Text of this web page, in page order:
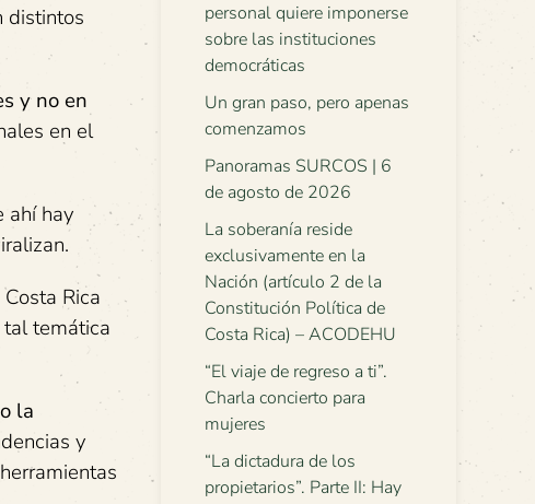
distintos
y no en
en el
ahí hay
Rica
temática
la
y
personal quiere imponerse
sobre las instituciones
democráticas
Un gran paso, pero apenas
comenzamos
Panoramas SURCOS | 6
de agosto de 2026
La soberanía reside
exclusivamente en la
Nación (artículo 2 de la
Constitución Política de
Costa Rica) – ACODEHU
“El viaje de regreso a ti”.
Charla concierto para
mujeres
“La dictadura de los
propietarios”. Parte II: Hay